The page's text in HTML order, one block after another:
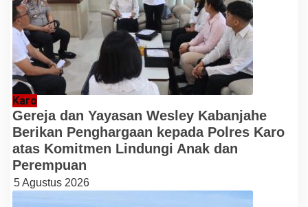
Karo
Gereja dan Yayasan Wesley Kabanjahe
Berikan Penghargaan kepada Polres Karo
atas Komitmen Lindungi Anak dan
Perempuan
5 Agustus 2026